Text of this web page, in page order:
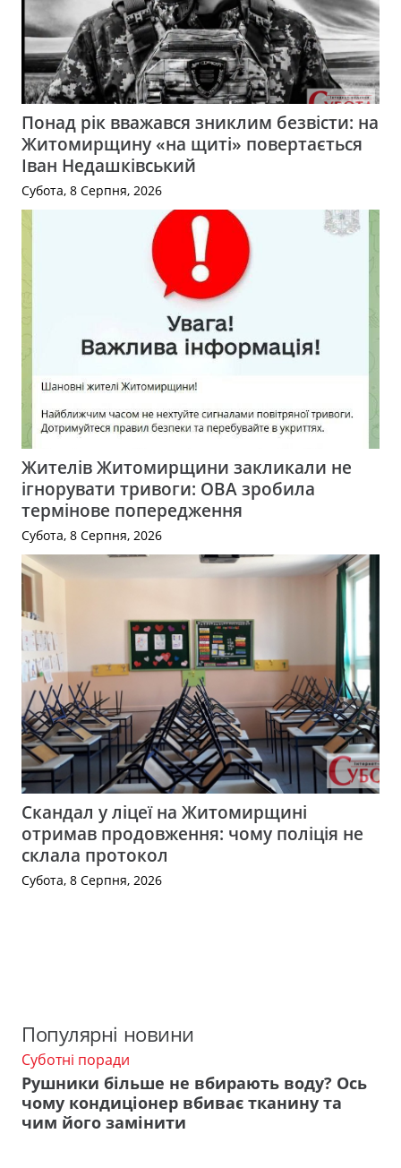
Понад рік вважався зниклим безвісти: на
Житомирщину «на щиті» повертається
Іван Недашківський
Субота, 8 Серпня, 2026
Жителів Житомирщини закликали не
ігнорувати тривоги: ОВА зробила
термінове попередження
Субота, 8 Серпня, 2026
Скандал у ліцеї на Житомирщині
отримав продовження: чому поліція не
склала протокол
Субота, 8 Серпня, 2026
Популярні новини
Суботні поради
Рушники більше не вбирають воду? Ось
чому кондиціонер вбиває тканину та
чим його замінити